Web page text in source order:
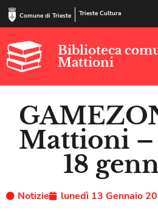
Comune di Trieste Trieste Cultura
Biblioteca
Mattioni
Mattioni –
18
Notizie lunedì 13 Gennaio